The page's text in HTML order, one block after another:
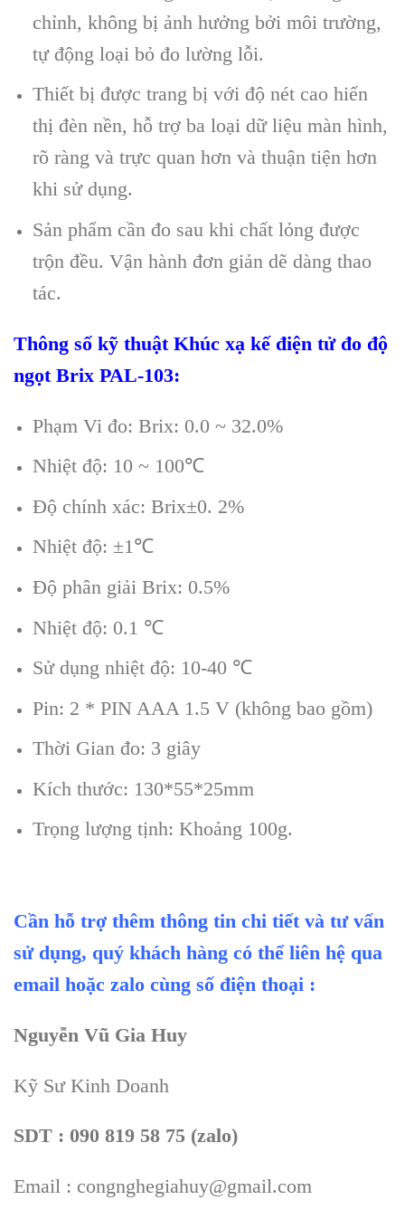
chỉnh, không bị ảnh hưởng bởi môi trường,
tự động loại bỏ đo lường lỗi.
Thiết bị được trang bị với độ nét cao hiển
thị đèn nền, hỗ trợ ba loại dữ liệu màn hình,
rõ ràng và trực quan hơn và thuận tiện hơn
khi sử dụng.
Sản phẩm cần đo sau khi chất lỏng được
trộn đều. Vận hành đơn giản dẽ dàng thao
tác.
Thông số kỹ thuật Khúc xạ kế điện tử đo độ
ngọt Brix PAL-103:
Phạm Vi đo: Brix: 0.0 ~ 32.0%
Nhiệt độ: 10 ~ 100℃
Độ chính xác: Brix±0. 2%
Nhiệt độ: ±1℃
Độ phân giải Brix: 0.5%
Nhiệt độ: 0.1 ℃
Sử dụng nhiệt độ: 10-40 ℃
Pin: 2 * PIN AAA 1.5 V (không bao gồm)
Thời Gian đo: 3 giây
Kích thước: 130*55*25mm
Trọng lượng tịnh: Khoảng 100g.
Cần hỗ trợ thêm thông tin chi tiết và tư vấn
sử dụng, quý khách hàng có thể liên hệ qua
email hoặc zalo cùng số điện thoại :
Nguyễn Vũ Gia Huy
Kỹ Sư Kinh Doanh
SDT : 090 819 58 75 (zalo)
Email : congnghegiahuy@gmail.com